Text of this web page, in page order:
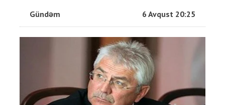
Gündəm 6 Avqust 20:25